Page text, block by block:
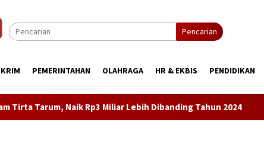
Pencarian
PEMERINTAHAN OLAHRAGA HR & EKBIS PENDIDIKAN
Dibanding Tahun 2024 LKBH LPKSM Satria Desak